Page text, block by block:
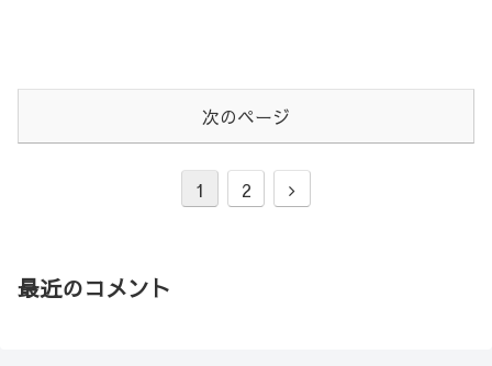
次のページ
1 2
最近のコメント